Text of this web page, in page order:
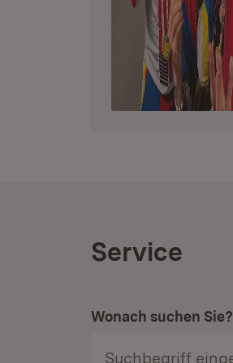
Service
Wonach suchen Sie?